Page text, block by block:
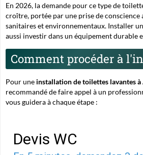
En 2026, la demande pour ce type de
croître, portée par une prise de conscience
sanitaires et environnementaux. Installer
aussi investir dans un équipement durable
Comment procéder à
Pour une installation de toilettes lavantes à
recommandé de faire appel à un
vous guidera à chaque étape :
Devis WC